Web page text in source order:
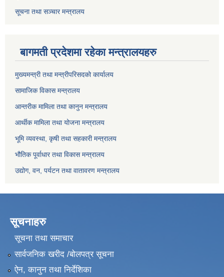
सूचना तथा सञ्चार मन्त्रालय
बागमती प्रदेशमा रहेका मन्त्रालयहरु
मुख्यमन्त्री तथा मन्त्रीपरिसदको कार्यालय
सामाजिक विकास मन्त्रालय
आन्तरीक मामिला तथा कानुन मन्त्रालय
आर्थीक मामिला तथा योजना मन्त्रालय
भूमि व्यवस्था, कृषी तथा सहकारी मन्त्रालय
भौतिक पूर्वाधार तथा विकास मन्त्रालय
उद्योग, वन, पर्यटन तथा वातावरण मन्त्रालय
सूचनाहरु
सूचना तथा समाचार
सार्वजनिक खरीद /बोलपत्र सूचना
ऐन, कानुन तथा निर्देशिका